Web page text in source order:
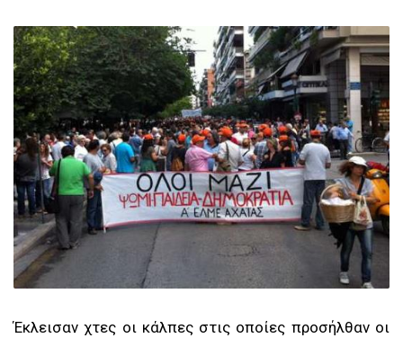
Έκλεισαν χτες οι κάλπες στις οποίες προσήλθαν οι